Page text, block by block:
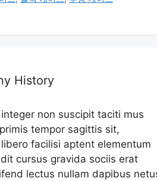
History
non suscipit taciti mus
tempor sagittis sit,
facilisi aptent elementum
cursus gravida sociis erat
lectus nullam dapibus